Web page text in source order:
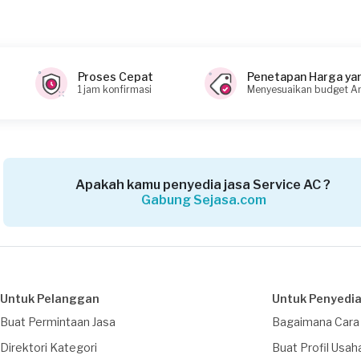
Proses Cepat
1 jam konfirmasi
Penetapan Harga
Menyesuaikan budget
Apakah kamu penyedia jasa Service AC ?
Gabung Sejasa.com
Untuk Pelanggan
Buat Permintaan Jasa
Direktori Kategori
Untuk
Bagaimana
Buat Profil